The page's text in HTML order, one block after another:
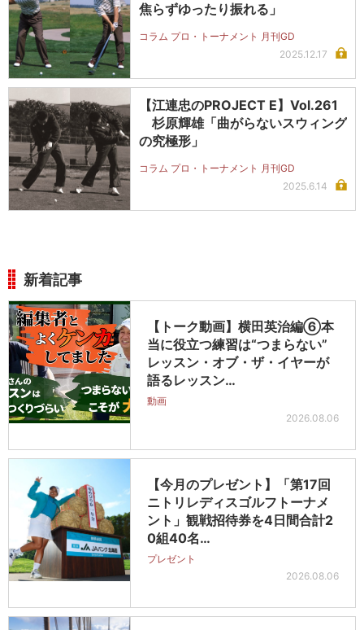
焦らずゆったり振れる」
コラム プロ・トーナメント 月刊GD
2025.12.17
【江連忠のPROJECT E】Vol.261
杉原輝雄「曲がらないスウィング
の究極形」
コラム プロ・トーナメント 月刊GD
2025.6.14
新着記事
【トーク動画】横田英治編⑥本
当に役立つ練習は“つまらない”
レッスン・オブ・ザ・イヤーが
語るレッスン…
動画
2026.08.06
【今月のプレゼント】「第17回
ニトリレディスゴルフトーナメ
ント」観戦招待券を4日間合計2
0組40名…
プレゼント
2026.08.06